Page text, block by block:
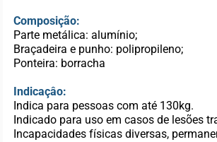
Composição:
Parte metálica: alumínio;
Braçadeira e punho: polipropileno;
Ponteira: borracha
Indicaçâo:
Indica para pessoas com até 130kg.
Indicado para uso em casos de lesões
Incapacidades físicas diversas,